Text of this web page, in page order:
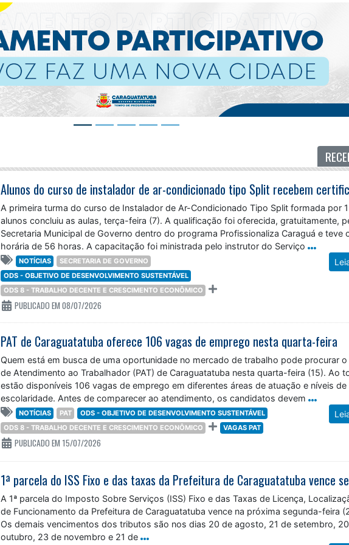
A primeira turma do curso de Instalador de Ar-Condicionado Tipo Split formada por
alunos concluiu as aulas, terça-feira (7). A qualificação foi oferecida, gratuitamente,
Secretaria Municipal de Governo dentro do programa Profissionaliza Caraguá e teve
horária de 56 horas. A capacitação foi ministrada pelo instrutor do Serviço
NOTÍCIAS
SECRETARIA DE GOVERNO
ODS - OBJETIVO DE DESENVOLVIMENTO SUSTENTÁVEL
ODS 8 - TRABALHO DECENTE E CRESCIMENTO ECONÔMICO
PUBLICADO EM 08/07/2026
PAT de Caraguatatuba oferece 106 vagas de emprego nesta quarta-feira
Quem está em busca de uma oportunidade no mercado de trabalho pode procurar
de Atendimento ao Trabalhador (PAT) de Caraguatatuba nesta quarta-feira (15). Ao
estão disponíveis 106 vagas de emprego em diferentes áreas de atuação e níveis de
escolaridade. Antes de comparecer ao atendimento, os candidatos devem
NOTÍCIAS PAT
ODS - OBJETIVO DE DESENVOLVIMENTO SUSTENTÁVEL
ODS 8 - TRABALHO DECENTE E CRESCIMENTO ECONÔMICO
VAGAS PAT
PUBLICADO EM 15/07/2026
A 1ª parcela do Imposto Sobre Serviços (ISS) Fixo e das Taxas de Licença,
de Funcionamento da Prefeitura de Caraguatatuba vence na próxima segunda-feira
Os demais vencimentos dos tributos são nos dias 20 de agosto, 21 de setembro,
outubro, 23 de novembro e 21 de